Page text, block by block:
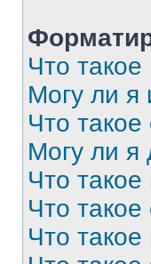
Что
Могу ли я
Что
Могу ли я
Что
Что
Что